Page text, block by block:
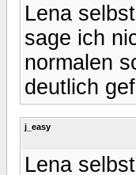
Lena
sage ich
normalen
deutlich
j_easy
Lena